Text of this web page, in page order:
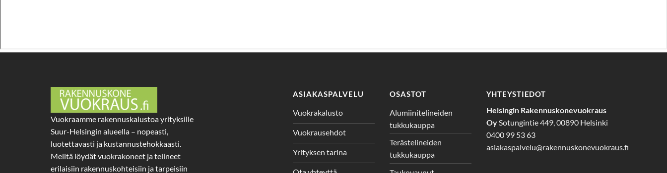
Vuokraamme rakennuskalustoa yrityksille
Suur-Helsingin alueella – nopeasti,
luotettavasti ja kustannustehokkaasti.
Meiltä löydät vuokrakoneet ja telineet
erilaisiin rakennuskohteisiin ja tarpeisiin
ASIAKASPALVELU
Vuokrakalusto
Vuokrausehdot
Yrityksen tarina
OSASTOT
Alumiinitelineiden
tukkukauppa
Terästelineiden
tukkukauppa
YHTEYSTIEDOT
Helsingin Rakennuskonevuokraus
Oy Sotungintie 449, 00890 Helsinki
0400 99 53 63
asiakaspalvelu@rakennuskonevuokraus.fi